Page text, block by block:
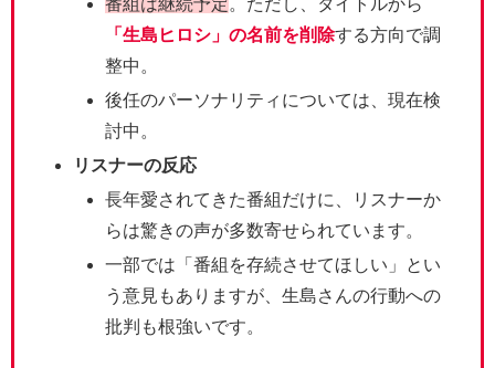
「生島ヒロシ」の名前を削除する方向で調
整中。
後任のパーソナリティについては、現在検
討中。
リスナーの反応
長年愛されてきた番組だけに、リスナーか
らは驚きの声が多数寄せられています。
一部では「番組を存続させてほしい」とい
う意見もありますが、生島さんの行動への
批判も根強いです。